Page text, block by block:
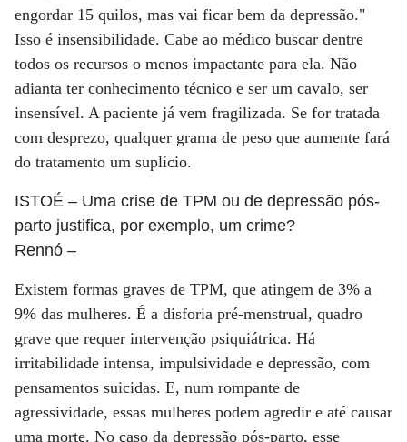
engordar 15 quilos, mas vai ficar bem da depressão."
Isso é insensibilidade. Cabe ao médico buscar dentre
todos os recursos o menos impactante para ela. Não
adianta ter conhecimento técnico e ser um cavalo, ser
insensível. A paciente já vem fragilizada. Se for tratada
com desprezo, qualquer grama de peso que aumente fará
do tratamento um suplício.
ISTOÉ – Uma crise de TPM ou de depressão pós-
parto justifica, por exemplo, um crime?
Rennó –
Existem formas graves de TPM, que atingem de 3% a
9% das mulheres. É a disforia pré-menstrual, quadro
grave que requer intervenção psiquiátrica. Há
irritabilidade intensa, impulsividade e depressão, com
pensamentos suicidas. E, num rompante de
agressividade, essas mulheres podem agredir e até causar
uma morte. No caso da depressão pós-parto, esse